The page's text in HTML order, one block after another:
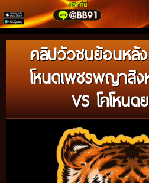
คลิปวัวชนย้อนหลั
โหนดเพชรพญาสิง
VS โคโหน